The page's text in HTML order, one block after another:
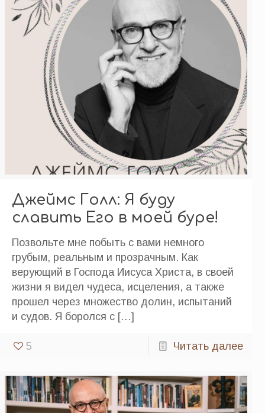
Джеймс Голл: Я буду
славить Его в моей буре!
Позвольте мне побыть с вами немного
грубым, реальным и прозрачным. Как
верующий в Господа Иисуса Христа, в своей
жизни я видел чудеса, исцеления, а также
прошел через множество долин, испытаний
и судов. Я боролся с […]
5 Читать далее